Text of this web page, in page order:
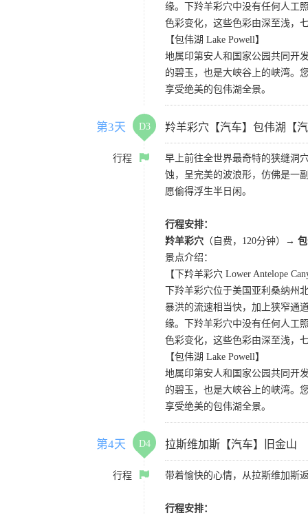
缘。下羚羊彩穴中没有任何人工
色彩变化，这些色彩由深至浅，
【包伟湖 Lake Powell】
地属印第安人和国家公园共同开
的碧玉，也是大峡谷上的峡湾。
享受绝美的包伟湖全景。
第3天 D3 羚羊彩穴【汽车】包伟湖【
行程
早上前往全世界最奇特的狭缝洞
蚀，呈完美的波浪形，仿佛是一
愿偷得浮生半日闲。
行程安排：
羚羊彩穴 （自费，120分钟）
→ 包
景点介绍：
【下羚羊彩穴 Lower Antelope
下羚羊彩穴位于美国亚利桑纳
暴洪的流速相当快，加上狭窄通
缘。下羚羊彩穴中没有任何人工
色彩变化，这些色彩由深至浅，
【包伟湖 Lake Powell】
地属印第安人和国家公园共同开
的碧玉，也是大峡谷上的峡湾。
享受绝美的包伟湖全景。
第4天 D4 拉斯维加斯【汽车】旧金山
行程 带着愉快的心情，从拉斯维加斯
行程安排：